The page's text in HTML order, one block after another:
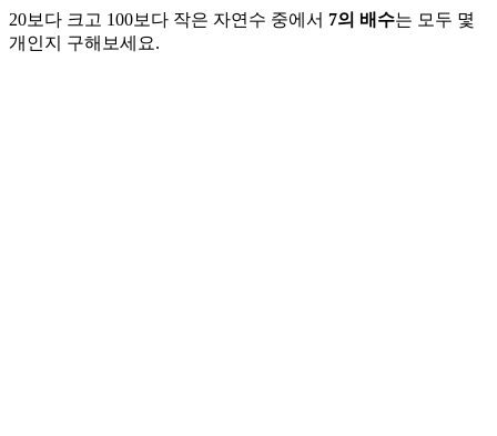
20보다 크고 100보다 작은 자연수 중에서 7의 배수는 모두 몇
개인지 구해보세요.